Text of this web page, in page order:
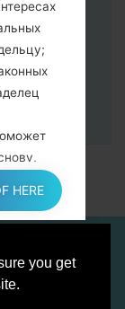
you get
и "Auto-
Ваше
и
или
HERE